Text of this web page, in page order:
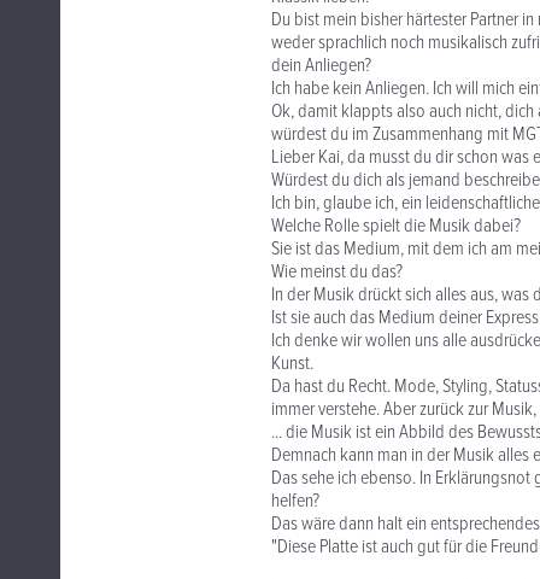
Du bist mein bisher härtester Partner
weder sprachlich noch musikalisch
dein Anliegen?
Ich habe kein Anliegen. Ich will mich
Ok, damit klappts also auch nicht,
würdest du im Zusammenhang mit
Lieber Kai, da musst du dir schon was
Würdest du dich als jemand
Ich bin, glaube ich, ein
Welche Rolle spielt die Musik dabei?
Sie ist das Medium, mit dem ich am
Wie meinst du das?
In der Musik drückt sich alles aus,
Ist sie auch das Medium deiner
Ich denke wir wollen uns alle
Kunst.
Da hast du Recht. Mode, Styling,
immer verstehe. Aber zurück zur
... die Musik ist ein Abbild des
Demnach kann man in der Musik alles
Das sehe ich ebenso. In
helfen?
Das wäre dann halt ein
"Diese Platte ist auch gut für die